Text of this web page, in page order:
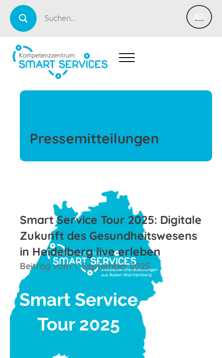
Pressemitteilungen
Smart Service Tour 2025: Digitale
Zukunft des Gesundheitswesens
in Heidelberg live erleben
Beitrag vom 1. September 2025
Zum Beitrag